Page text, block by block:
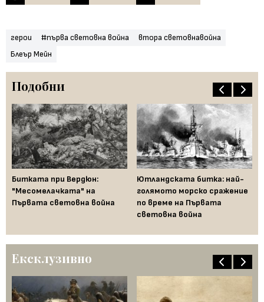
герои #първа световна война
втора световнавойна
Блеър Мейн
Подобни
Битката при Вердюн:
"Месомелачката" на
Първата световна война
Ютландската битка: най-
голямото морско сражение
по време на Първата
световна война
Ексклузивно